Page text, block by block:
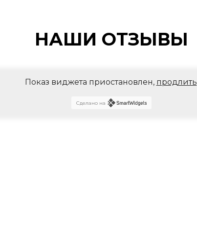
НАШИ ОТЗЫВЫ
Показ виджета приостановлен, продлить
Сделано на